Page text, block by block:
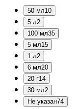
50 мл10
5 л2
100 мл35
5 мл15
1 л2
6 мл20
20 г14
30 мл2
Не указан74